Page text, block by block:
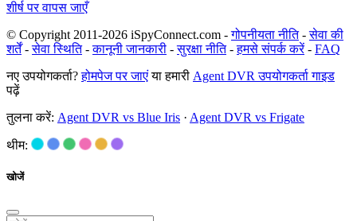
शीर्ष पर वापस जाएँ
© Copyright 2011-2026 iSpyConnect.com -गोपनीयता नीति-सेवा की
शर्तें-सेवा स्थिति-कानूनी जानकारी -सुरक्षा नीति-हमसे संपर्क करें- FAQ
नए उपयोगकर्ता?होमपेज पर जाएंया हमारी Agent DVR उपयोगकर्ता गाइड
पढ़ें
तुलना करें: Agent DVR vs Blue Iris · Agent DVR vs Frigate
थीम:
खोजें